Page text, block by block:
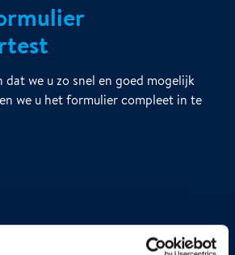
we u zo snel en goed mogelijk
we u het formulier compleet in te